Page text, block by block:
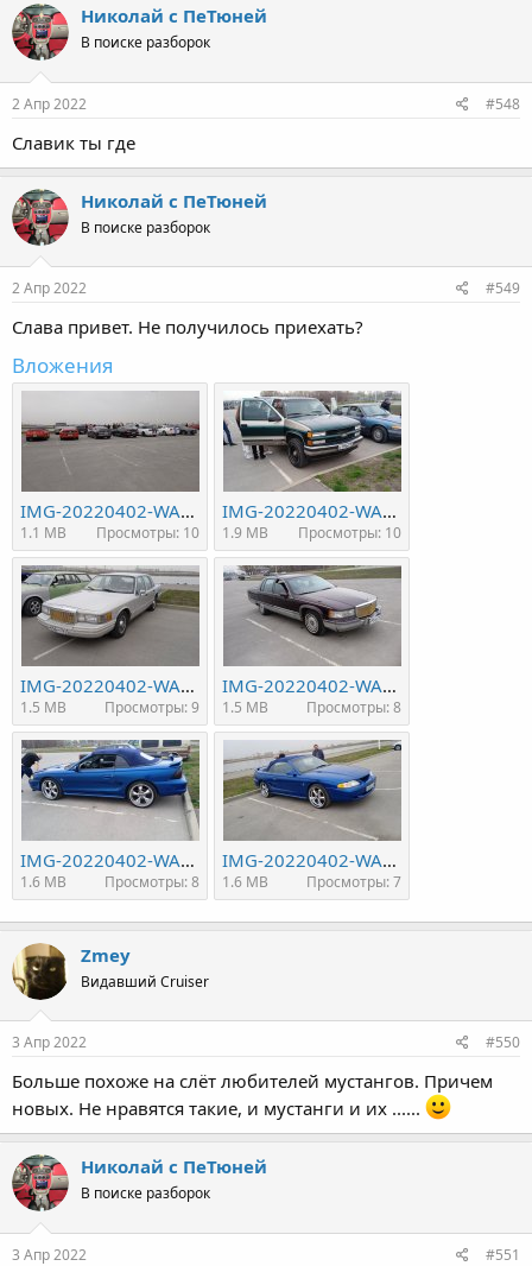
Николай с ПеТюней
В поиске разборок
2 Апр 2022 #548
Славик ты где
Николай с ПеТюней
В поиске разборок
2 Апр 2022 #549
Слава привет. Не получилось приехать?
Вложения
IMG-20220402-WA0026.jpeg
1.1 MB Просмотры: 10
IMG-20220402-WA0028.jpeg
1.9 MB Просмотры: 10
IMG-20220402-WA0014.jpeg
1.5 MB Просмотры: 9
IMG-20220402-WA0008.jpeg
1.5 MB Просмотры: 8
IMG-20220402-WA0006.jpeg
1.6 MB Просмотры: 8
IMG-20220402-WA0004.jpeg
1.6 MB Просмотры: 7
Zmey
Видавший Cruiser
3 Апр 2022 #550
Больше похоже на слёт любителей мустангов. Причем
новых. Не нравятся такие, и мустанги и их ......
Николай с ПеТюней
В поиске разборок
3 Апр 2022 #551